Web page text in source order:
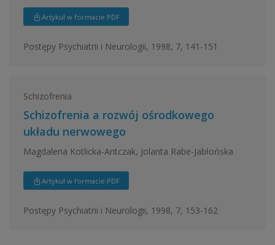
Artykuł w formacie PDF
Postępy Psychiatrii i Neurologii, 1998, 7, 141-151
Schizofrenia
Schizofrenia a rozwój ośrodkowego
układu nerwowego
Magdalena Kotlicka-Antczak, Jolanta Rabe-Jabłońska
Artykuł w formacie PDF
Postępy Psychiatrii i Neurologii, 1998, 7, 153-162